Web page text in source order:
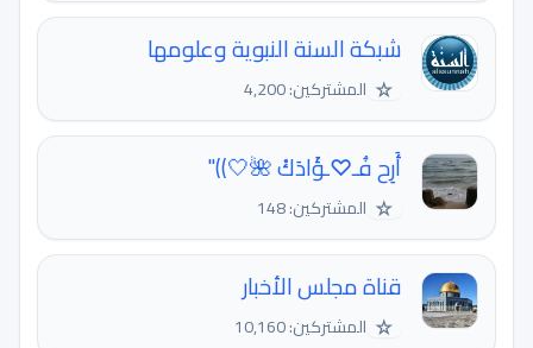
شبكة السنة النبوية وعلومها
☆ المشتركين: 4,200
أَرِح فُـ♡ـؤَادَكْ 🌺🤍))"
☆ المشتركين: 148
قناة مجلس الأخبار
☆ المشتركين: 10,160